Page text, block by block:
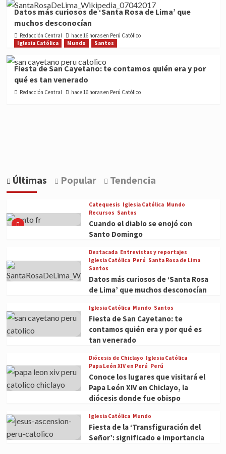
Datos más curiosos de ‘Santa Rosa de Lima’ que
muchos desconocían
Redacción Central
hace 16 horas en Perú Católico
Iglesia Católica
Mundo Santos
Fiesta de San Cayetano: te contamos quién era y por
qué es tan venerado
Redacción Central hace 16 horas en Perú Católico
Últimas Popular Tendencia
Catequesis Iglesia Católica Mundo
Recursos Santos
Cuando el diablo se enojó con
Santo Domingo
Destacada Entrevistas y reportajes
Iglesia Católica Perú Santa Rosa de Lima
Santos
Datos más curiosos de ‘Santa Rosa
de Lima’ que muchos desconocían
Iglesia Católica Mundo Santos
Fiesta de San Cayetano: te
contamos quién era y por qué es
tan venerado
Diócesis de Chiclayo Iglesia Católica
Papa León XIV en Perú Perú
Conoce los lugares que visitará el
Papa León XIV en Chiclayo, la
diócesis donde fue obispo
Iglesia Católica Mundo
Fiesta de la ‘Transfiguración del
Señor’: significado e importancia